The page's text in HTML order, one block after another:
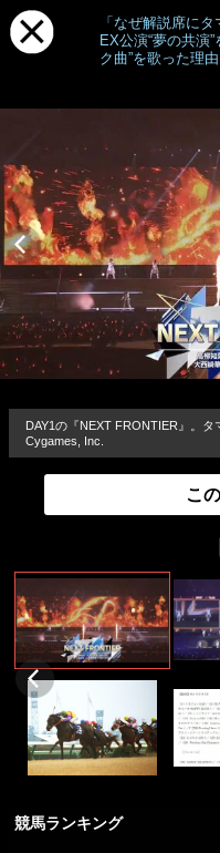
「なぜ解説席に
EX公演“夢の共演
ク曲”を歌った理
DAY1の『NEXT FRONTIER』。
Cygames, Inc.
こ
競馬ランキング